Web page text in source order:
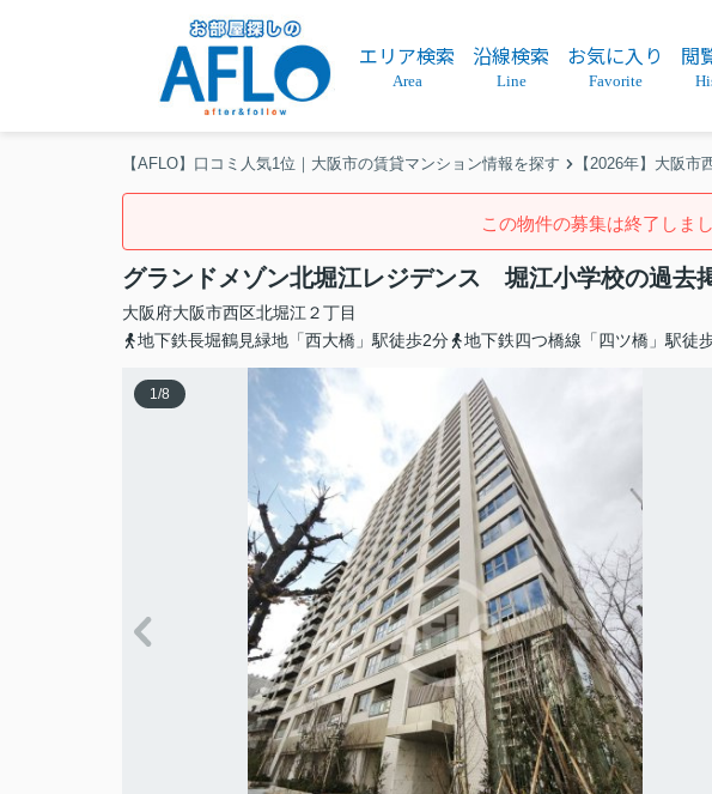
エリア検索
Area
沿線検索
Line
お気に入り
Favorite
閲
【AFLO】口コミ人気1位｜大阪市の賃貸マンション情報を探す 【2026年】大阪
この物件の募集は終了しまし
グランドメゾン北堀江レジデンス 堀江小学校の過去
大阪府大阪市西区北堀江 ２丁目
地下鉄長堀鶴見緑地「西大橋」駅徒歩2分
地下鉄四つ橋線「四ツ橋」駅徒
1/8